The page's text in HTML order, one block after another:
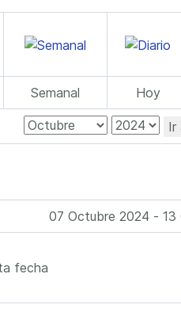
Semanal Hoy
Ir
07 Octubre 2024 - 13
fecha